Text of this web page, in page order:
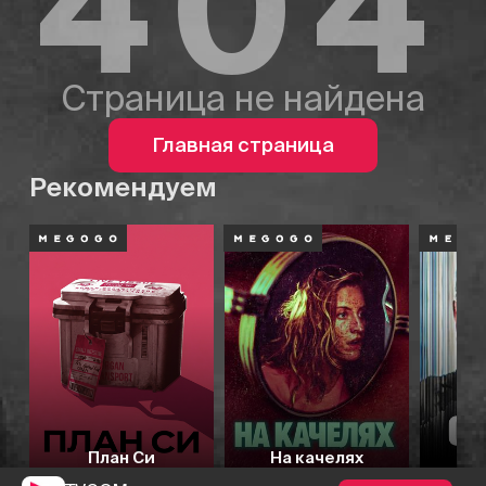
Страница не найдена
Главная страница
Рекомендуем
План Си На качелях